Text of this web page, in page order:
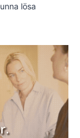
lösa